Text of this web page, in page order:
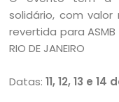
solidário, com
revertida para
RIO DE JANEIRO
Datas:11, 12, 13 e